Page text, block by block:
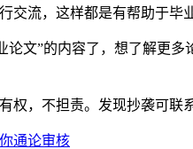
交流，这样都是有帮助于毕
文”的内容了，想了解更多
权，不担责。发现抄袭可联
通论审核